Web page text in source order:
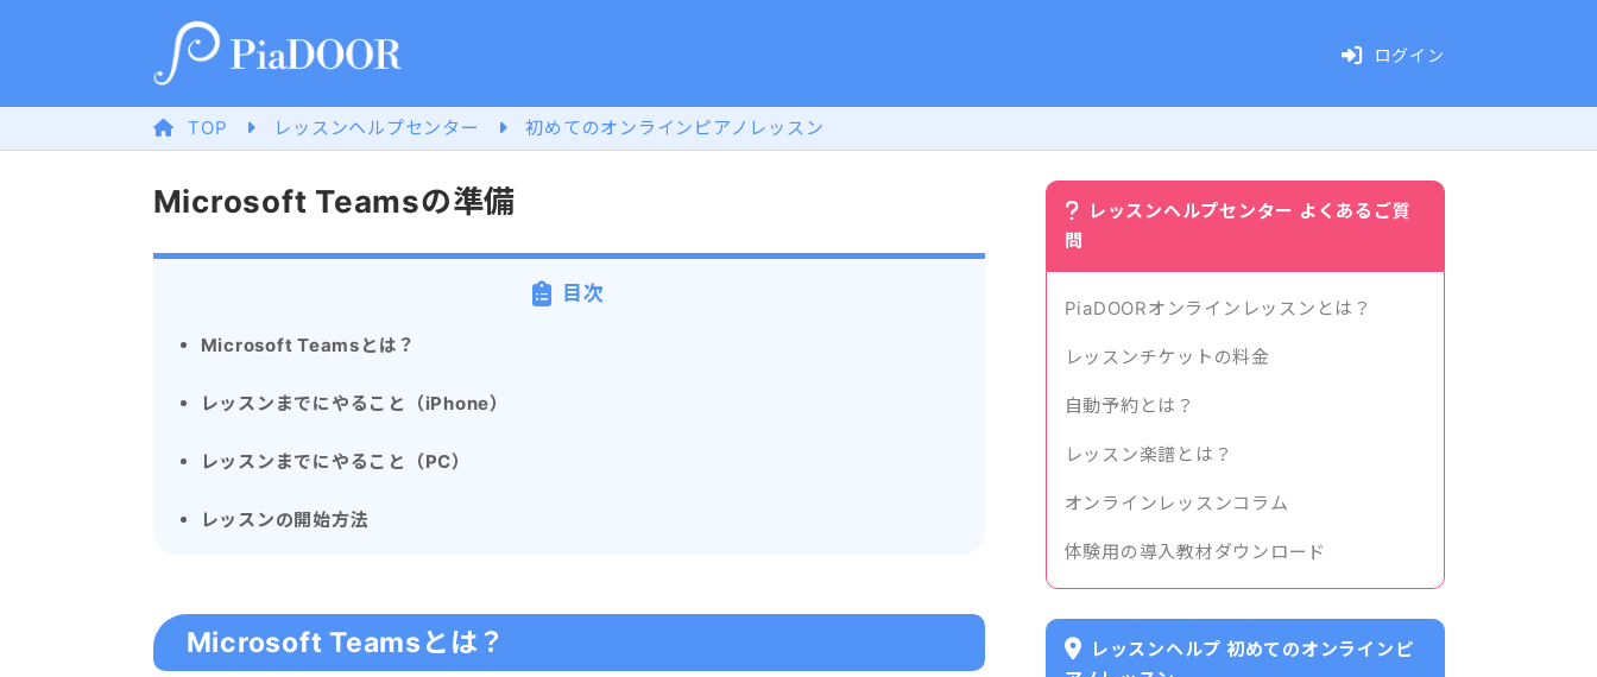
ログイン
TOP レッスンヘルプセンター 初めてのオンラインピアノレッスン
Microsoft Teamsの準備
目次
Microsoft Teamsとは？
レッスンまでにやること（iPhone）
レッスンまでにやること（PC）
レッスンの開始方法
Microsoft Teamsとは？
レッスンヘルプセンター よくあるご質
問
PiaDOORオンラインレッスンとは？
レッスンチケットの料金
自動予約とは？
レッスン楽譜とは？
オンラインレッスンコラム
体験用の導入教材ダウンロード
レッスンヘルプ 初めてのオンラインピ